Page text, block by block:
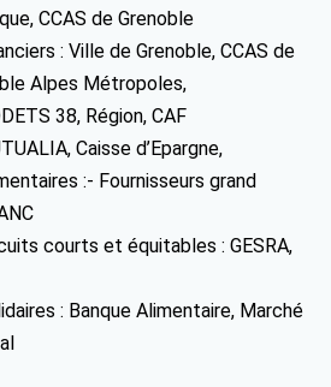
CCAS de Grenoble
: Ville de Grenoble, CCAS de
Alpes Métropoles,
38, Région, CAF
Caisse d’Epargne,
:- Fournisseurs grand
courts et équitables : GESRA,
: Banque Alimentaire, Marché